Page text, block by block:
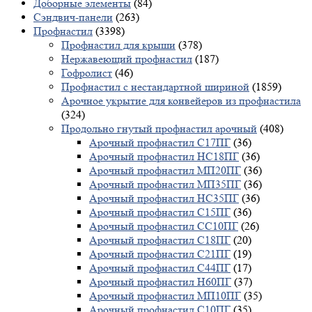
Доборные элементы (84)
Сэндвич-панели (263)
Профнастил (3398)
Профнастил для крыши (378)
Нержавеющий профнастил (187)
Гофролист (46)
Профнастил с нестандартной шириной (1859)
Арочное укрытие для конвейеров из профнастила
(324)
Продольно гнутый профнастил арочный (408)
Арочный профнастил С17ПГ (36)
Арочный профнастил НС18ПГ (36)
Арочный профнастил МП20ПГ (36)
Арочный профнастил МП35ПГ (36)
Арочный профнастил НС35ПГ (36)
Арочный профнастил С15ПГ (36)
Арочный профнастил СС10ПГ (26)
Арочный профнастил С18ПГ (20)
Арочный профнастил С21ПГ (19)
Арочный профнастил С44ПГ (17)
Арочный профнастил Н60ПГ (37)
Арочный профнастил МП10ПГ (35)